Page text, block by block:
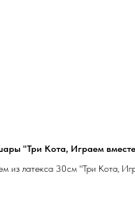
"Три Кота, Играем вместе
из латекса 30см "Три Кота,